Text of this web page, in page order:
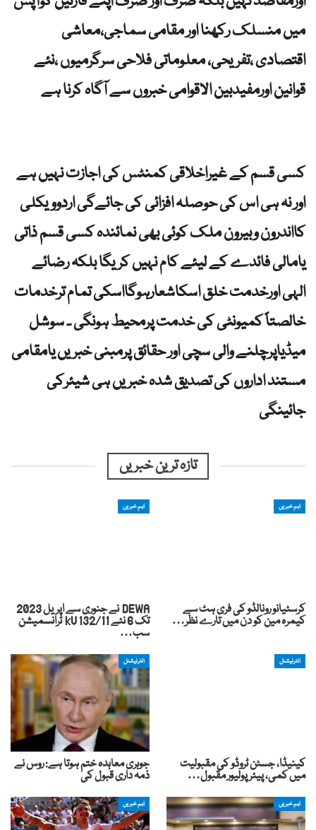
میں منسلک رکھنا اور مقامی سماجی،معاشی
اقتصادی ،تفریحی، معلوماتی فلاحی سرگرمیوں ،نئے
قوانین اورمفیدبین الاقوامی خبروں سے آگاہ کرنا ہے
کسی قسم کے غیراخلاقی کمنٹس کی اجازت نہیں ہے
اور نہ ہی اس کی حوصلہ افزائی کی جائےگی اردوویکلی
کااندرون وبیرون ملک کوئی بھی نمائندہ کسی قسم ذاتی
یامالی فائدے کے لیئے کام نہیں کریگا بلکہ رضائے
الہی اورخدمت خلق اسکاشعارہوگااسکی تمام ترخدمات
خالصتاً کمیونٹی کی خدمت پرمحیط ہونگی ۔ سوشل
میڈیاپرچلنے والی سچی اور حقائق پرمبنی خبریں یامقامی
مستند اداروں کی تصدیق شدہ خبریں ہی شیئرکی
جائینگی
تازہ ترین خبریں
اہم خبریں
کرسٹیانو رونالڈو کی فری ہٹ سے
کیمرہ مین کو دن میں تارے نظر…
اہم خبریں
DEWA نے جنوری سے اپریل 2023
تک 6 نئے 132/11 kV ٹرانسمیشن
سب…
انٹرنیشنل
کینیڈا، جسٹن ٹروڈو کی مقبولیت
میں کمی، پیئر پولیور مقبول…
انٹرنیشنل
جوہری معاہدہ ختم ہوتا ہے: روس نے
ذمہ داری قبول کی
اہم خبریں اہم خبریں